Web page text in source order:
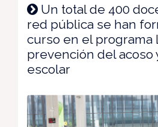
Un total de 400
red pública se han
curso en el programa
prevención del acoso
escolar